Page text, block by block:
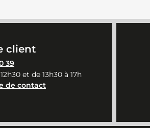
client
39
et de 13h30 à 17h
de contact